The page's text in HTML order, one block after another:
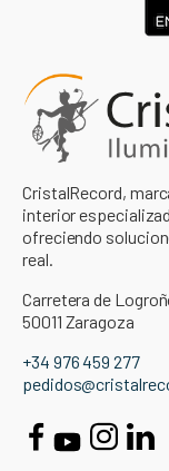
CristalRecord,
interior
ofreciendo
real.
Carretera de
50011 Zaragoza
+34 976 459 277